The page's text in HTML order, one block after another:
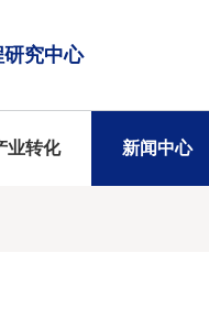
究中心
业转化 新闻中心